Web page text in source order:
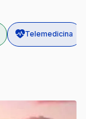
Telemedicina